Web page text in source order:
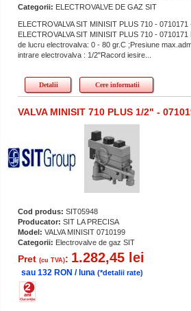
Categorii: ELECTROVALVE DE GAZ SIT
ELECTROVALVA SIT MINISIT PLUS 710 -
ELECTROVALVA SIT MINISIT PLUS 710 -
de lucru electrovalva: 0 - 80 gr.C ;Presiune
intrare electrovalva : 1/2"Racord iesire...
Detalii Cere informatii
VALVA MINISIT 710 PLUS 1/2" -
Cod produs: SIT05948
Producator: SIT LA PRECISA
Model: VALVA MINISIT 0710199
Categorii: Electrovalve de gaz SIT
Pret (cu TVA): 1.282,45 lei
sau 132 RON / luna (*detalii rate)